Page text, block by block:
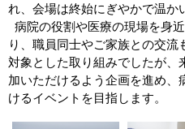
れ、会場は終始にぎやかで温か
病院の役割や医療の現場を身
り、職員同士やご家族との交
対象とした取り組みでしたが、
加いただけるよう企画を進め
けるイベントを目指します。